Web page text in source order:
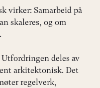
virker: Samarbeid på
skaleres, og om
deles av
arkitektonisk. Det
regelverk,